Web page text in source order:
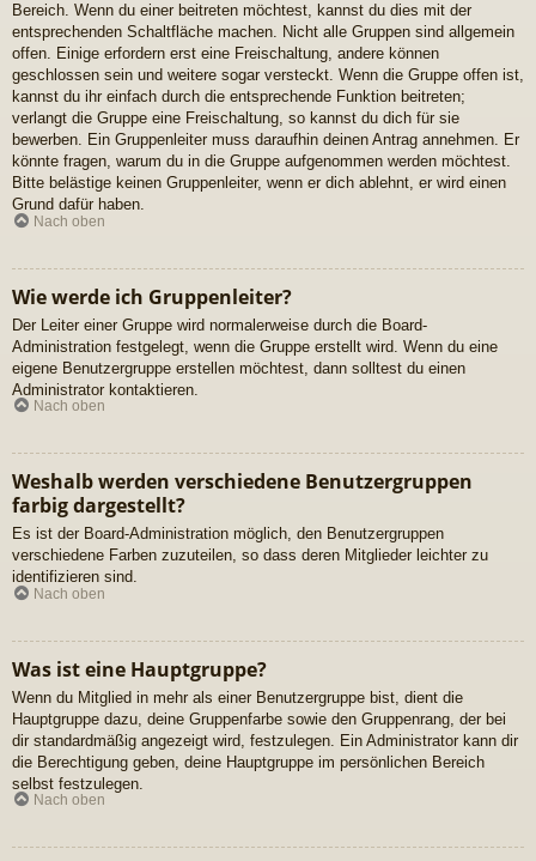
Bereich. Wenn du einer beitreten möchtest, kannst du dies mit der
entsprechenden Schaltfläche machen. Nicht alle Gruppen sind allgemein
offen. Einige erfordern erst eine Freischaltung, andere können
geschlossen sein und weitere sogar versteckt. Wenn die Gruppe offen ist,
kannst du ihr einfach durch die entsprechende Funktion beitreten;
verlangt die Gruppe eine Freischaltung, so kannst du dich für sie
bewerben. Ein Gruppenleiter muss daraufhin deinen Antrag annehmen. Er
könnte fragen, warum du in die Gruppe aufgenommen werden möchtest.
Bitte belästige keinen Gruppenleiter, wenn er dich ablehnt, er wird einen
Grund dafür haben.
Nach oben
Wie werde ich Gruppenleiter?
Der Leiter einer Gruppe wird normalerweise durch die Board-
Administration festgelegt, wenn die Gruppe erstellt wird. Wenn du eine
eigene Benutzergruppe erstellen möchtest, dann solltest du einen
Administrator kontaktieren.
Nach oben
Weshalb werden verschiedene Benutzergruppen
farbig dargestellt?
Es ist der Board-Administration möglich, den Benutzergruppen
verschiedene Farben zuzuteilen, so dass deren Mitglieder leichter zu
identifizieren sind.
Nach oben
Was ist eine Hauptgruppe?
Wenn du Mitglied in mehr als einer Benutzergruppe bist, dient die
Hauptgruppe dazu, deine Gruppenfarbe sowie den Gruppenrang, der bei
dir standardmäßig angezeigt wird, festzulegen. Ein Administrator kann dir
die Berechtigung geben, deine Hauptgruppe im persönlichen Bereich
selbst festzulegen.
Nach oben